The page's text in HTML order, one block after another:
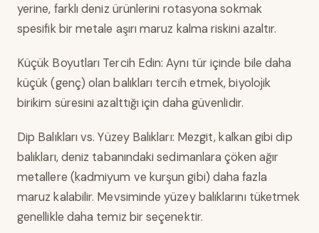
yerine, farklı deniz ürünlerini rotasyona sokmak
spesifik bir metale aşırı maruz kalma riskini azaltır.
Küçük Boyutları Tercih Edin: Aynı tür içinde bile daha
küçük (genç) olan balıkları tercih etmek, biyolojik
birikim süresini azalttığı için daha güvenlidir.
Dip Balıkları vs. Yüzey Balıkları: Mezgit, kalkan gibi dip
balıkları, deniz tabanındaki sedimanlara çöken ağır
metallere (kadmiyum ve kurşun gibi) daha fazla
maruz kalabilir. Mevsiminde yüzey balıklarını tüketmek
genellikle daha temiz bir seçenektir.